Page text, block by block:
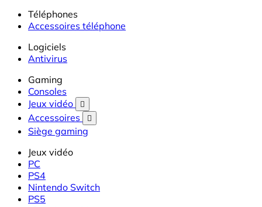
Téléphones
Accessoires téléphone
Logiciels
Antivirus
Gaming
Consoles
Jeux vidéo

Accessoires 
Siège gaming
Jeux vidéo
PC
PS4
Nintendo Switch
PS5